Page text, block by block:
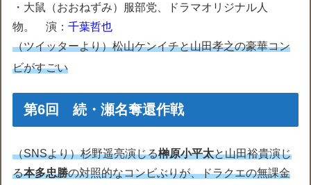
・大鼠（おおねずみ）服部党、ドラマオリジナル人
物。 演：千葉哲也
（ツイッターより）松山ケンイチと山田孝之の豪華コン
ビがすごい
第6回 続・瀬名奪還作戦
（SNSより）杉野遥亮演じる榊原小平太と山田裕貴演じ
る本多忠勝の対照的なコンビぶりが、ドラクエの無課金